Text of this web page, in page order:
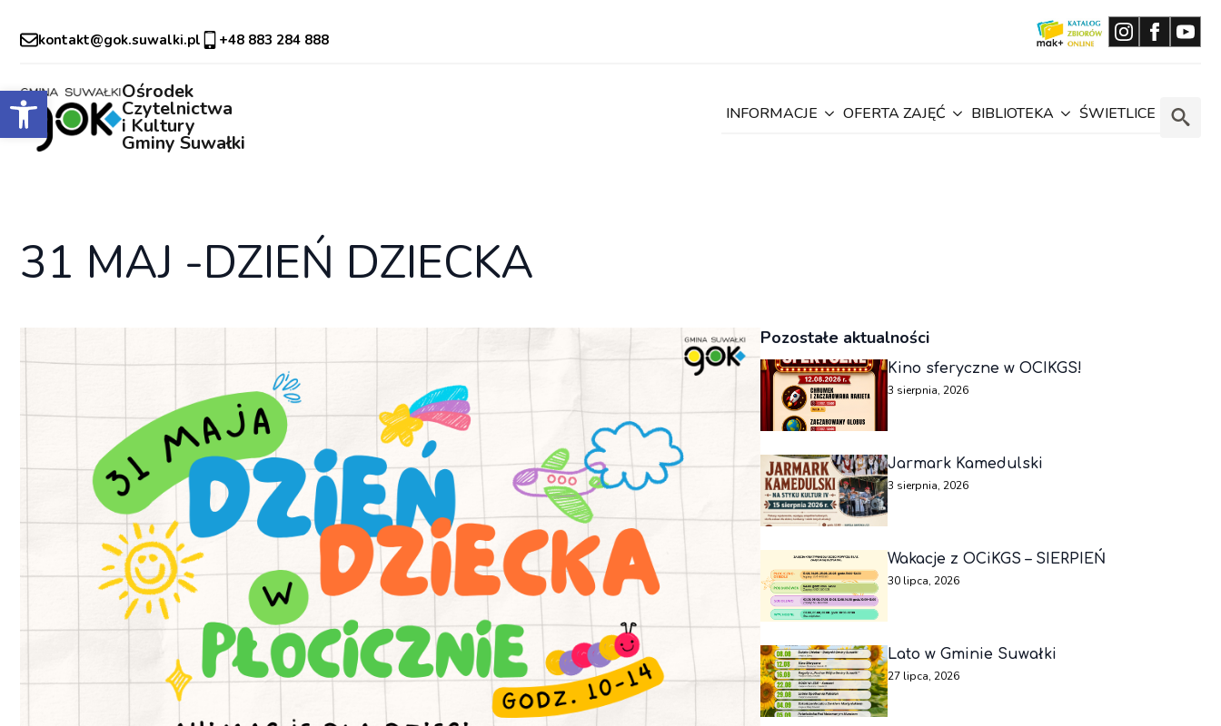
Otwórz pasek narzędzi
kontakt@gok.suwalki.pl +48 883 284 888
Ośrodek
Czytelnictwa
i Kultury
Gminy Suwałki
INFORMACJE OFERTA ZAJĘĆ BIBLIOTEKA
ŚWIETLICE
31 MAJ -DZIEŃ DZIECKA
Pozostałe aktualności
Kino sferyczne w OCIKGS!
3 sierpnia, 2026
Jarmark Kamedulski
3 sierpnia, 2026
Wakacje z OCiKGS – SIERPIEŃ
30 lipca, 2026
Lato w Gminie Suwałki
27 lipca, 2026